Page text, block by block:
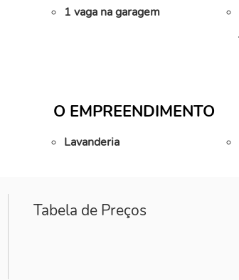
1 vaga na garagem
O EMPREENDIMENTO
Lavanderia
Tabela de Preços